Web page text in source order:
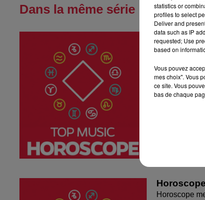
Dans la même série
Horoscope
Horoscope
statistics or
profiles to select
Deliver and
data such as IP
requested; Use
based on
Vous pouvez
mes choix". Vous
ce site. Vous
bas de chaque